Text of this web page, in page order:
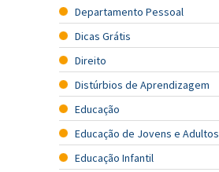
Departamento Pessoal
Dicas Grátis
Direito
Distúrbios de Aprendizagem
Educação
Educação de Jovens e Adultos
Educação Infantil